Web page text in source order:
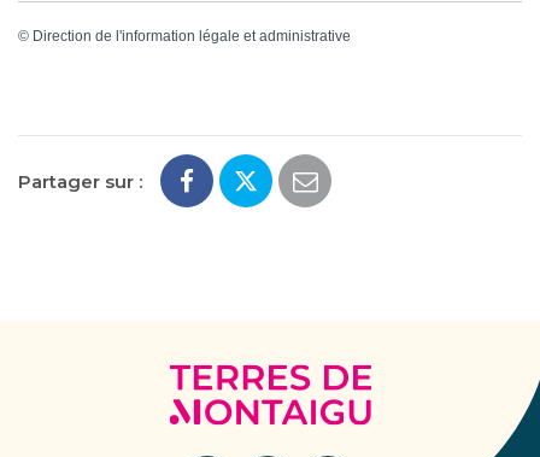
© Direction de l'information légale et administrative
Partager sur :
Terres
de